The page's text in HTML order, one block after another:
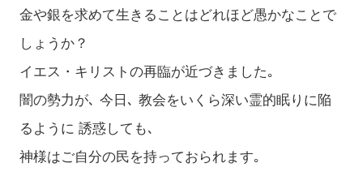
金や銀を求めて生きることはどれほど愚かなことで
しょうか？
イエス・キリストの再臨が近づきました｡
闇の勢力が､ 今日､ 教会をいくら深い霊的眠りに陥
るように 誘惑しても､
神様はご自分の民を持っておられます｡